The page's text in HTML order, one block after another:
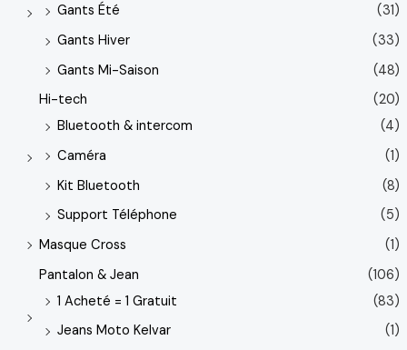
Gants Été
(31)
Gants Hiver
(33)
Gants Mi-Saison
(48)
Hi-tech
(20)
Bluetooth & intercom
(4)
Caméra
(1)
Kit Bluetooth
(8)
Support Téléphone
(5)
Masque Cross
(1)
Pantalon & Jean
(106)
1 Acheté = 1 Gratuit
(83)
Jeans Moto Kelvar
(1)